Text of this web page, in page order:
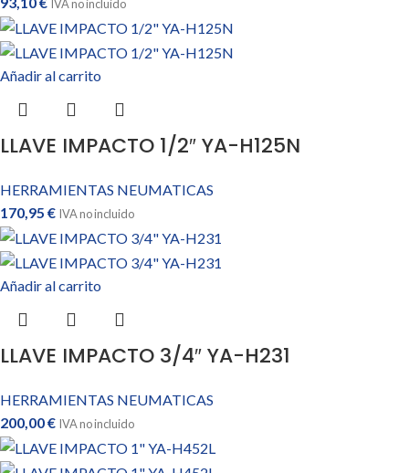
IVA no incluido
Añadir al carrito
LLAVE IMPACTO 1/2″ YA-H125N
HERRAMIENTAS NEUMATICAS
170,95 € IVA no incluido
Añadir al carrito
LLAVE IMPACTO 3/4″ YA-H231
HERRAMIENTAS NEUMATICAS
200,00€ IVA no incluido